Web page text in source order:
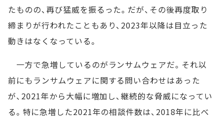
たものの、再び猛威を振るった。だが、その後再度取り
締まりが行われたこともあり、2023年以降は目立った
動きはなくなっている。
一方で急増しているのがランサムウェアだ。それ以
前にもランサムウェアに関する問い合わせはあった
が、2021年から大幅に増加し、継続的な脅威になってい
る。特に急増した2021年の相談件数は、2018年に比べ